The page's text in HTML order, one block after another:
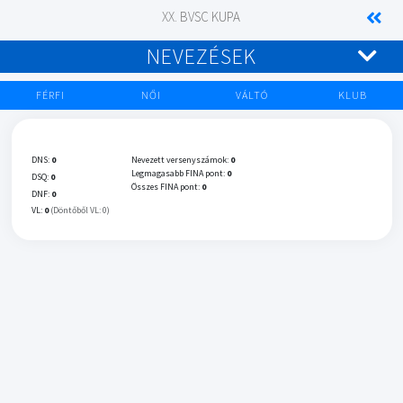
XX. BVSC KUPA
NEVEZÉSEK
FÉRFI NŐI VÁLTÓ KLUB
DNS: 0
DSQ: 0
DNF: 0
VL: 0 (Döntőből VL: 0)
Nevezett versenyszámok: 0
Legmagasabb FINA pont: 0
Összes FINA pont: 0